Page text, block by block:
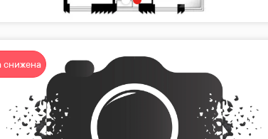
снижена